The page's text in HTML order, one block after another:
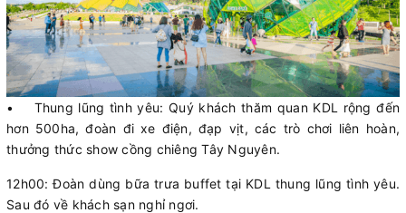
• Thung lũng tình yêu: Quý khách thăm quan KDL rộng đến
hơn 500ha, đoàn đi xe điện, đạp vịt, các trò chơi liên hoàn,
thưởng thức show cồng chiêng Tây Nguyên.
12h00: Đoàn dùng bữa trưa buffet tại KDL thung lũng tình yêu.
Sau đó về khách sạn nghỉ ngơi.